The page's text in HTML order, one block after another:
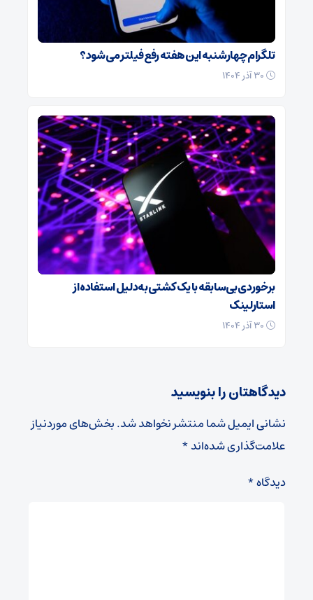
تلگرام چهارشنبه این هفته رفع فیلتر می‌شود؟
برخوردی بی‌سابقه با یک کشتی به‌دلیل استفاده از
استارلینک
دیدگاهتان را بنویسید
نشانی ایمیل شما منتشر نخواهد شد.بخش‌های موردنیاز
علامت‌گذاری شده‌اند*
دیدگاه*